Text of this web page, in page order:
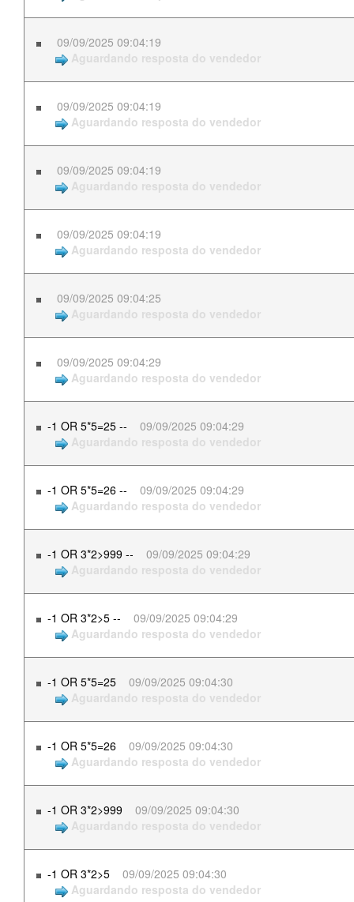
09/09/2025 09:04:19
Aguardando resposta do vendedor
09/09/2025 09:04:19
Aguardando resposta do vendedor
09/09/2025 09:04:19
Aguardando resposta do vendedor
09/09/2025 09:04:19
Aguardando resposta do vendedor
09/09/2025 09:04:25
Aguardando resposta do vendedor
09/09/2025 09:04:29
Aguardando resposta do vendedor
-1 OR 5*5=25 --
09/09/2025 09:04:29
Aguardando resposta do vendedor
-1 OR 5*5=26 --
09/09/2025 09:04:29
Aguardando resposta do vendedor
-1 OR 3*2>999 --
09/09/2025 09:04:29
Aguardando resposta do vendedor
-1 OR 3*2>5 --
09/09/2025 09:04:29
Aguardando resposta do vendedor
-1 OR 5*5=25
09/09/2025 09:04:30
Aguardando resposta do vendedor
-1 OR 5*5=26
09/09/2025 09:04:30
Aguardando resposta do vendedor
-1 OR 3*2>999
09/09/2025 09:04:30
Aguardando resposta do vendedor
-1 OR 3*2>5
09/09/2025 09:04:30
Aguardando resposta do vendedor